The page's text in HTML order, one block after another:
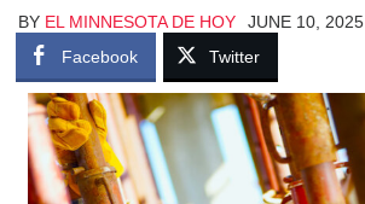
BY EL MINNESOTA DE HOY
JUNE 10, 2025
Facebook
Twitter